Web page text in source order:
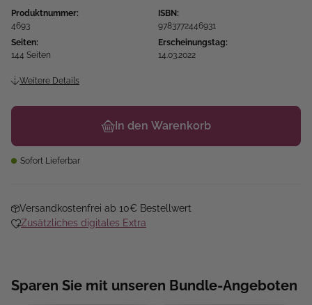
Produktnummer:
4693
ISBN:
9783772446931
Seiten:
144 Seiten
Erscheinungstag:
14.03.2022
Weitere Details
In den Warenkorb
Sofort Lieferbar
Versandkostenfrei ab 10€ Bestellwert
Zusätzliches digitales Extra
Sparen Sie mit unseren Bundle-Angeboten